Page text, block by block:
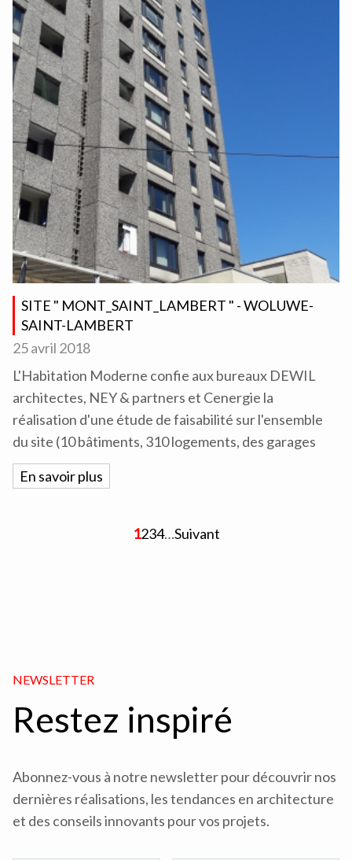
SITE " MONT_SAINT_LAMBERT " - WOLUWE-
SAINT-LAMBERT
25 avril 2018
L'Habitation Moderne confie aux bureaux DEWIL
architectes, NEY & partners et Cenergie la
réalisation d'une étude de faisabilité sur l'ensemble
du site (10 bâtiments, 310 logements, des garages
En savoir plus
1234…Suivant
NEWSLETTER
Restez inspiré
Abonnez-vous à notre newsletter pour découvrir nos
dernières réalisations, les tendances en architecture
et des conseils innovants pour vos projets.